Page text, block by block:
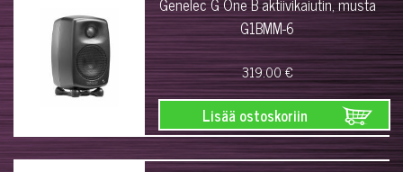
Genelec G One B aktiivikaiutin, musta
G1BMM-6
319.00 €
Lisää ostoskoriin